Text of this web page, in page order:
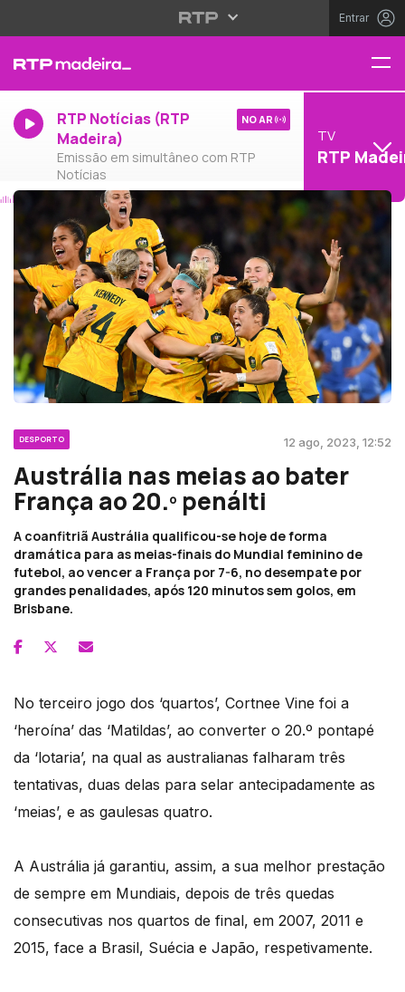
Entrar
RTP Notícias (RTP
Madeira)
Emissão em simultâneo com RTP
Notícias
NO AR
TV
RTP
DESPORTO 12 ago, 2023, 12:52
Austrália nas meias ao bater
França ao 20.º penálti
A coanfitriã Austrália qualificou-se hoje de forma
dramática para as meias-finais do Mundial feminino de
futebol, ao vencer a França por 7-6, no desempate por
grandes penalidades, após 120 minutos sem golos, em
Brisbane.
No terceiro jogo dos ‘quartos’, Cortnee Vine foi a
‘heroína’ das ‘Matildas’, ao converter o 20.º pontapé
da ‘lotaria’, na qual as australianas falharam três
tentativas, duas delas para selar antecipadamente as
‘meias’, e as gaulesas quatro.
A Austrália já garantiu, assim, a sua melhor prestação
de sempre em Mundiais, depois de três quedas
consecutivas nos quartos de final, em 2007, 2011 e
2015, face a Brasil, Suécia e Japão, respetivamente.